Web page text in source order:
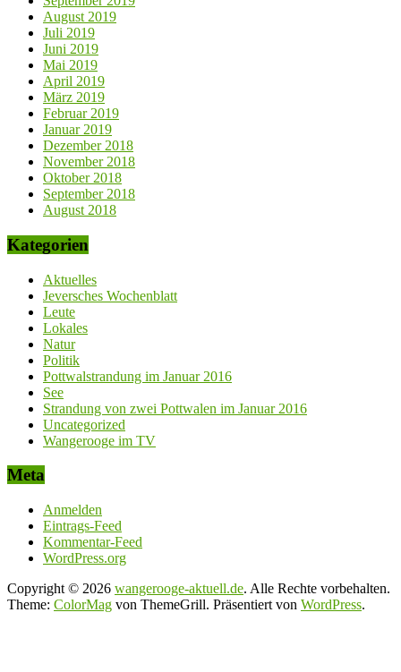
August 2019
Juli 2019
Juni 2019
Mai 2019
April 2019
März 2019
Februar 2019
Januar 2019
Dezember 2018
November 2018
Oktober 2018
September 2018
August 2018
Kategorien
Aktuelles
Jeversches Wochenblatt
Leute
Lokales
Natur
Politik
Pottwalstrandung im Januar 2016
See
Strandung von zwei Pottwalen im Januar 2016
Uncategorized
Wangerooge im TV
Meta
Anmelden
Eintrags-Feed
Kommentar-Feed
WordPress.org
Copyright © 2026 wangerooge-aktuell.de. Alle Rechte vorbehalten.
Theme: ColorMag von ThemeGrill. Präsentiert von WordPress.